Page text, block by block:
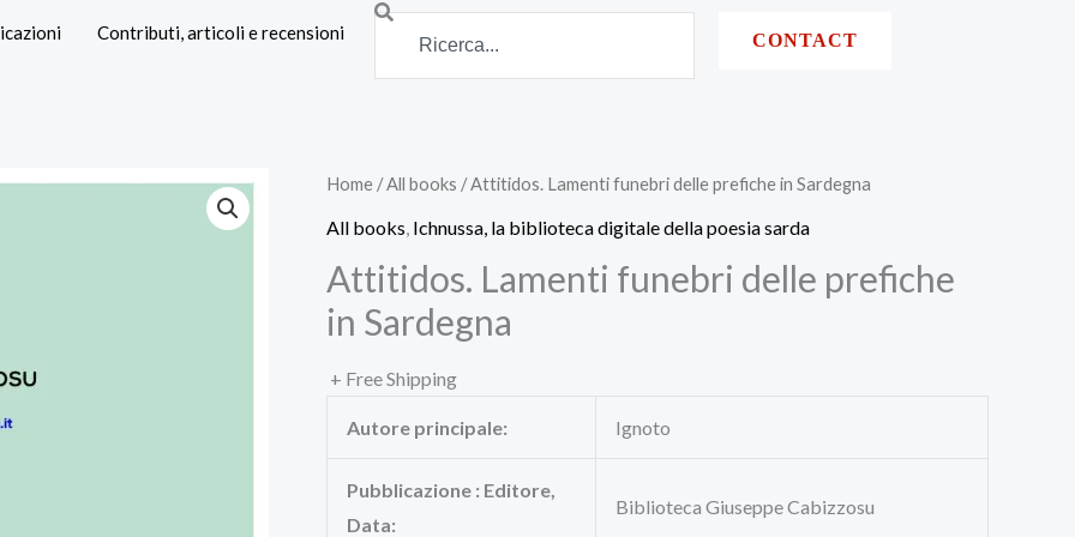
Contributi, articoli e recensioni Search
CONTACT
Home /All books / Attitidos. Lamenti funebri delle prefiche in Sardegna
All books Ichnussa, la biblioteca digitale della poesia sarda
Attitidos. Lamenti funebri delle prefiche
in Sardegna
+ Free Shipping
Autore principale: Ignoto
Pubblicazione : Editore,
Data:
Biblioteca Giuseppe Cabizzosu